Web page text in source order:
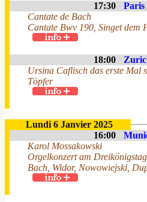
17:30 Paris
Cantate de Bach
Cantate Bwv 190, Singet dem
18:00
Ursina Caflisch das erste Mal
Töpfer
Lundi 6 Janvier 2025
16:00
Karol Mossakowski
Orgelkonzert am Dreikönigstag
Bach, Widor, Nowowiejski,